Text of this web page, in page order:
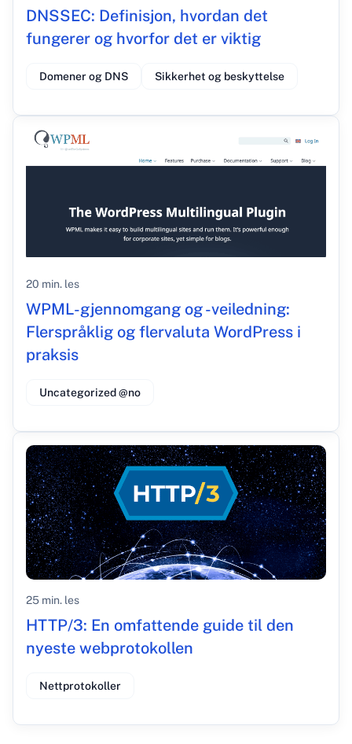
DNSSEC: Definisjon, hvordan det
fungerer og hvorfor det er viktig
Domener og DNS Sikkerhet og beskyttelse
20 min. les
WPML-gjennomgang og -veiledning:
Flerspråklig og flervaluta WordPress i
praksis
Uncategorized @no
25 min. les
HTTP/3: En omfattende guide til den
nyeste webprotokollen
Nettprotokoller